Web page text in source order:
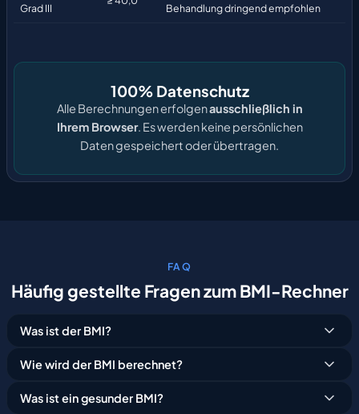
Grad III
Behandlung dringend empfohlen
100% Datenschutz
Alle Berechnungen erfolgenausschließlich in
Ihrem Browser. Es werden keine persönlichen
Daten gespeichert oder übertragen.
FAQ
Häufiggestellte Fragenzum BMI-Rechner
Was ist der BMI?
Wie wird der BMI berechnet?
Was ist ein gesunder BMI?